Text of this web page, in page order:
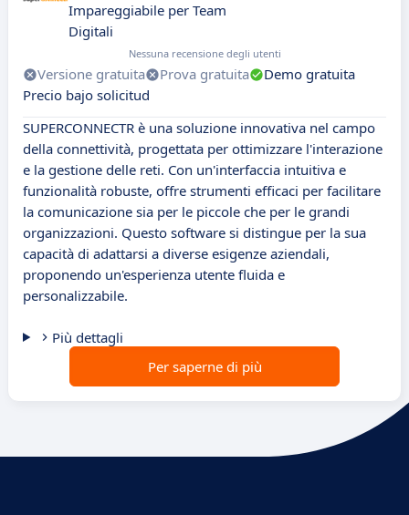
Impareggiabile per Team
Digitali
Nessuna recensione degli utenti
Versione gratuita Prova gratuita
Demo gratuita
Precio bajo solicitud
SUPERCONNECTR è una soluzione innovativa nel campo
della connettività, progettata per ottimizzare l'interazione
e la gestione delle reti. Con un'interfaccia intuitiva e
funzionalità robuste, offre strumenti efficaci per facilitare
la comunicazione sia per le piccole che per le grandi
organizzazioni. Questo software si distingue per la sua
capacità di adattarsi a diverse esigenze aziendali,
proponendo un'esperienza utente fluida e
personalizzabile.
Più dettagli
Per saperne di più